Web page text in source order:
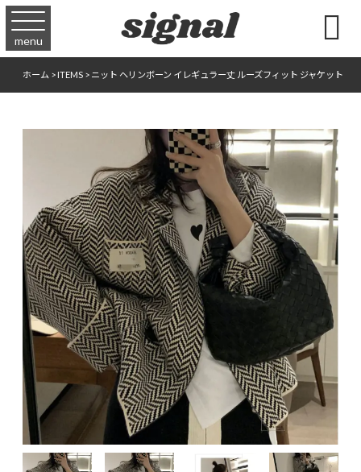
menu 
ホーム>ITEMS>ニット ヘリンボーン イレギュラー丈 ルーズフィット ジャケット